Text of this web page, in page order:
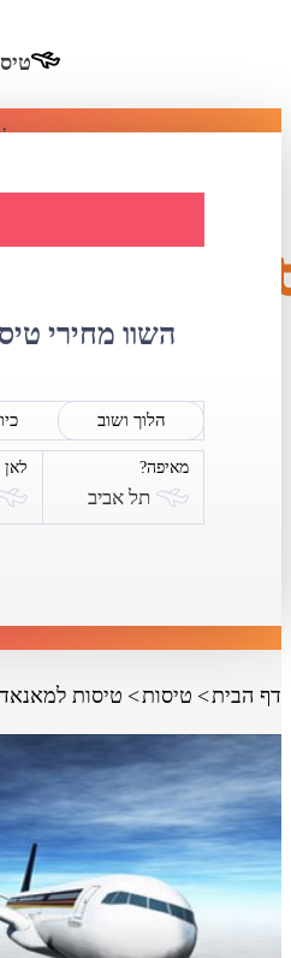
רכב
השוו מחירי
הלוך ושוב
מאיפה?
תל אביב
דף הבית טיסות טיסות